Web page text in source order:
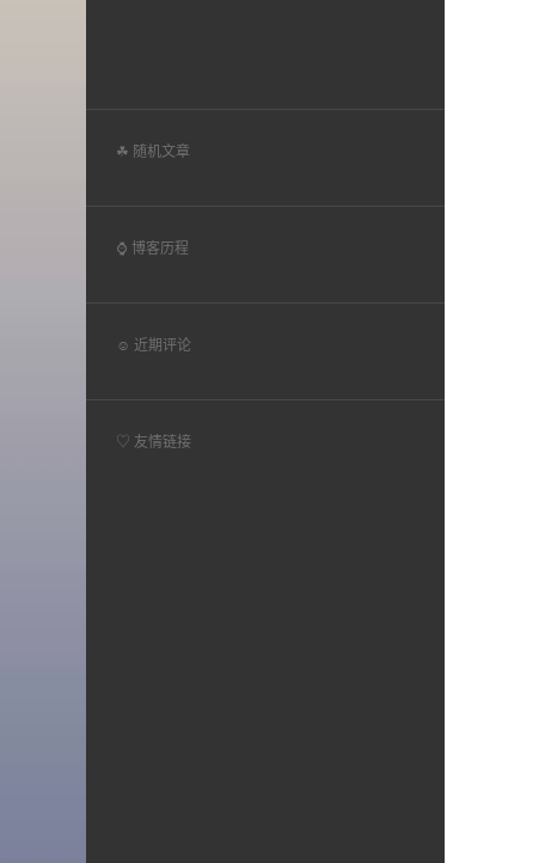
☘ 随机文章
⌚ 博客历程
☺ 近期评论
♡ 友情链接